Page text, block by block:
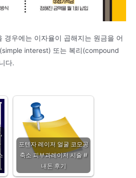
경우에는 이자율이 곱해지는 원금을 어
interest) 또는 복리(compound
다.
포텐자 레이저 얼굴 코모공
축소 피부과레이저 시술 #
내돈 후기